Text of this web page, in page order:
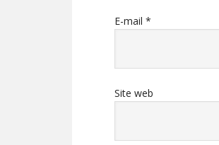
E-mail *
Site web